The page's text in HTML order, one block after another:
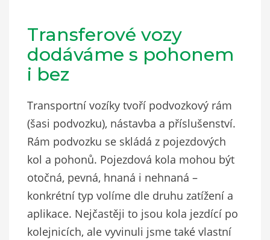
Transferové vozy
dodáváme s pohonem
i bez
Transportní vozíky tvoří podvozkový rám
(šasi podvozku), nástavba a příslušenství.
Rám podvozku se skládá z pojezdových
kol a pohonů. Pojezdová kola mohou být
otočná, pevná, hnaná i nehnaná –
konkrétní typ volíme dle druhu zatížení a
aplikace. Nejčastěji to jsou kola jezdící po
kolejnicích, ale vyvinuli jsme také vlastní